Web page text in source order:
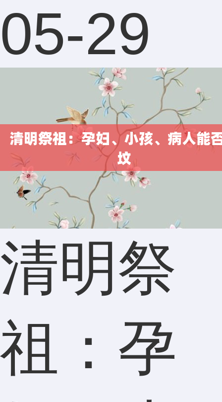
05-29
清明祭
祖：孕